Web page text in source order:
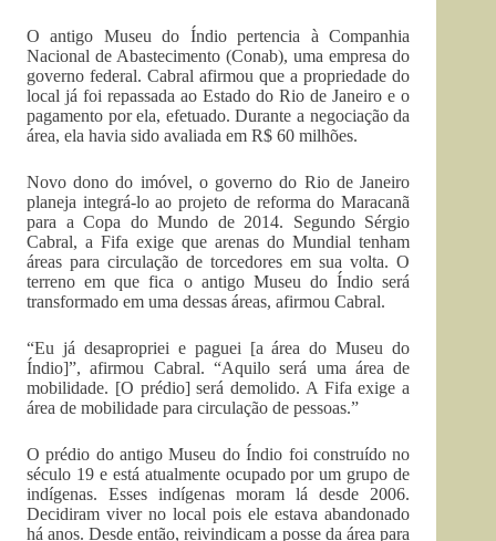
O antigo Museu do Índio pertencia à Companhia
Nacional de Abastecimento (Conab), uma empresa do
governo federal. Cabral afirmou que a propriedade do
local já foi repassada ao Estado do Rio de Janeiro e o
pagamento por ela, efetuado. Durante a negociação da
área, ela havia sido avaliada em R$ 60 milhões.
Novo dono do imóvel, o governo do Rio de Janeiro
planeja integrá-lo ao projeto de reforma do Maracanã
para a Copa do Mundo de 2014. Segundo Sérgio
Cabral, a Fifa exige que arenas do Mundial tenham
áreas para circulação de torcedores em sua volta. O
terreno em que fica o antigo Museu do Índio será
transformado em uma dessas áreas, afirmou Cabral.
“Eu já desapropriei e paguei [a área do Museu do
Índio]”, afirmou Cabral. “Aquilo será uma área de
mobilidade. [O prédio] será demolido. A Fifa exige a
área de mobilidade para circulação de pessoas.”
O prédio do antigo Museu do Índio foi construído no
século 19 e está atualmente ocupado por um grupo de
indígenas. Esses indígenas moram lá desde 2006.
Decidiram viver no local pois ele estava abandonado
há anos. Desde então, reivindicam a posse da área para